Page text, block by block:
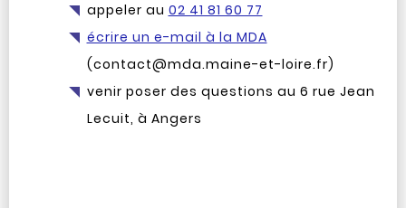
appeler au 02 41 81 60 77
écrire un e-mail à la MDA
(contact@mda.maine-et-loire.fr)
venir poser des questions au 6 rue Jean
Lecuit, à Angers